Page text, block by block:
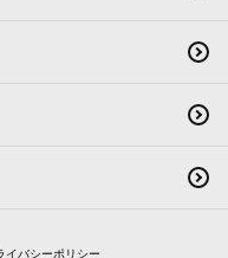
イバシーポリシー